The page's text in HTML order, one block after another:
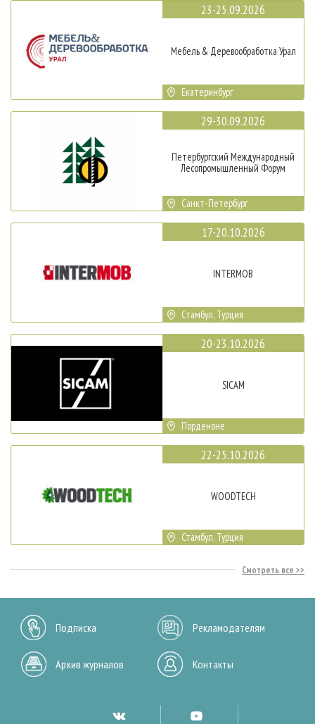
23-25.09.2026
Мебель & Деревообработка Урал
Екатеринбург
29-30.09.2026
Петербургский Международный
Лесопромышленный Форум
Санкт-Петербург
17-20.10.2026
INTERMOB
Стамбул, Турция
20-23.10.2026
SICAM
Порденоне
22-25.10.2026
WOODTECH
Стамбул, Турция
Смотреть все
Подписка Рекламодателям
Архив журналов Контакты